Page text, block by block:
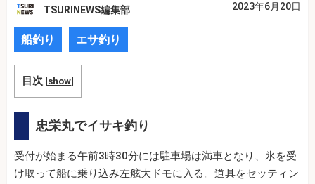
TSURINEWS編集部 2023年6月20日
船釣り エサ釣り
目次 [show]
忠栄丸でイサキ釣り
受付が始まる午前3時30分には駐車場は満車となり、氷を受
け取って船に乗り込み左舷大ドモに入る。道具をセッティン